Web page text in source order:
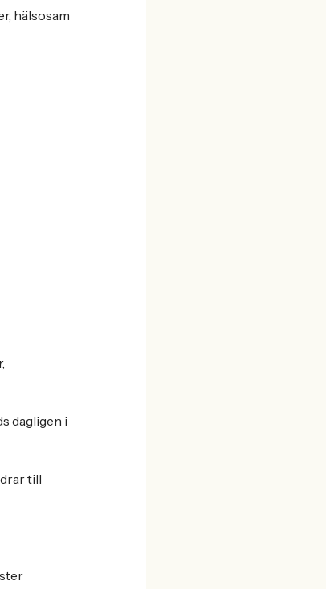
hälsosam
dagligen i
till